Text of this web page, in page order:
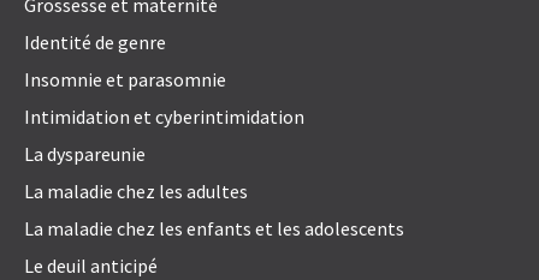
Identité de genre
Insomnie et parasomnie
Intimidation et cyberintimidation
La dyspareunie
La maladie chez les adultes
La maladie chez les enfants et les adolescents
Le deuil anticipé